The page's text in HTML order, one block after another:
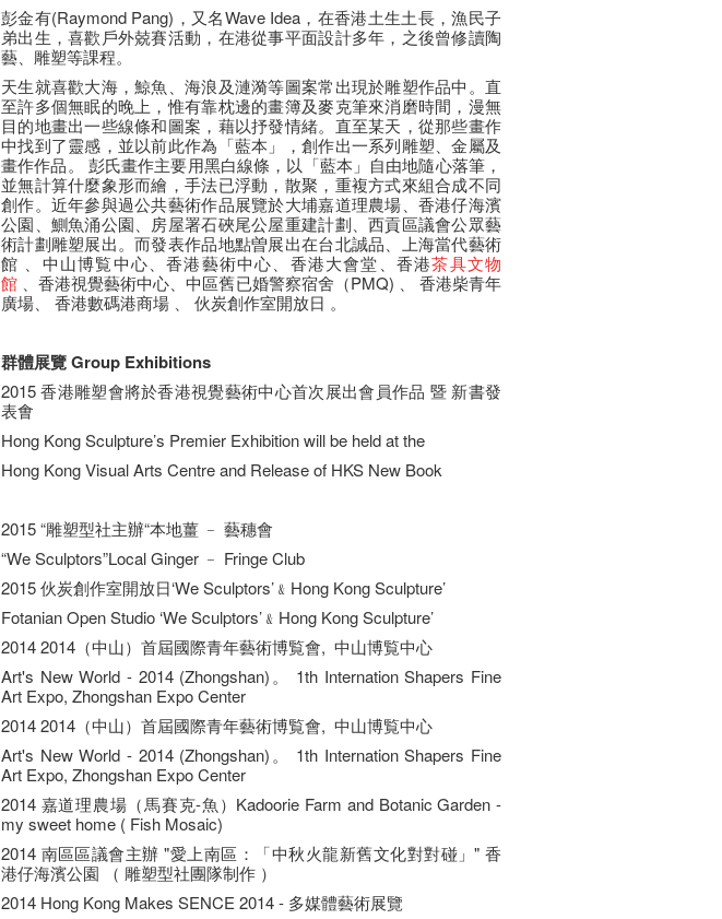
彭金有(Raymond Pang)，又名Wave Idea，在香港土生土長，漁民子
弟出生，喜歡戶外兢賽活動，在港從事平面設計多年，之後曾修讀陶
藝、雕塑等課程。
天生就喜歡大海，鯨魚、海浪及漣漪等圖案常出現於雕塑作品中。直
至許多個無眠的晚上，惟有靠枕邊的畫簿及麥克筆來消磨時間，漫無
目的地畫出一些線條和圖案，藉以抒發情緒。直至某天，從那些畫作
中找到了靈感，並以前此作為「藍本」，創作出一系列雕塑、金屬及
畫作作品。 彭氏畫作主要用黑白線條，以「藍本」自由地隨心落筆，
並無計算什麼象形而繪，手法已浮動，散聚，重複方式來組合成不同
創作。近年參與過公共藝術作品展覽於大埔嘉道理農場、香港仔海濱
公園、鰂魚涌公園、房屋署石硤尾公屋重建計劃、西貢區議會公眾藝
術計劃雕塑展出。而發表作品地點曽展出在台北誠品、上海當代藝術
館 、中山博覧中心、香港藝術中心、香港大會堂、香港茶具文物
館 、香港視覺藝術中心、中區舊已婚警察宿舍（PMQ) 、 香港柴青年
廣場、 香港數碼港商場 、 伙炭創作室開放日 。
群體展覽 Group Exhibitions
2015 香港雕塑會將於香港視覺藝術中心首次展出會員作品 暨 新書發
表㑹
Hong Kong Sculpture’s Premier Exhibition will be held at the
Hong Kong Visual Arts Centre and Release of HKS New Book
2015 “雕塑型社主辦“本地薑 ﹣ 藝穗會
“We Sculptors”Local Ginger ﹣ Fringe Club
2015 伙炭創作室開放日‘We Sculptors’﹠Hong Kong Sculpture’
Fotanian Open Studio ‘We Sculptors’﹠Hong Kong Sculpture’
2014 2014（中山）首屆國際青年藝術博覧會, 中山博覧中心
Art's New World - 2014 (Zhongshan)。 1th Internation Shapers Fine
Art Expo, Zhongshan Expo Center
2014 2014（中山）首屆國際青年藝術博覧會, 中山博覧中心
Art's New World - 2014 (Zhongshan)。 1th Internation Shapers Fine
Art Expo, Zhongshan Expo Center
2014 嘉道理農場（馬賽克-魚）Kadoorie Farm and Botanic Garden -
my sweet home ( Fish Mosaic)
2014 南區區議會主辦 "愛上南區：「中秋火龍新舊文化對對碰」" 香
港仔海濱公園 （ 雕塑型社團隊制作 ）
2014 Hong Kong Makes SENCE 2014 - 多媒體藝術展覽